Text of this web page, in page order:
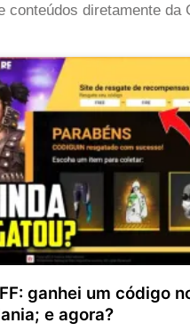
conteúdos diretamente da
ganhei um código
e agora?